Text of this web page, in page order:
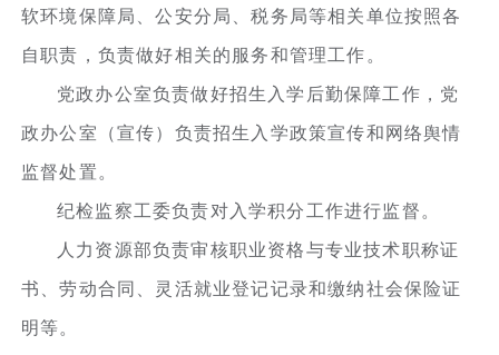
软环境保障局、公安分局、税务局等相关单位按照各
自职责，负责做好相关的服务和管理工作。
党政办公室负责做好招生入学后勤保障工作，党
政办公室（宣传）负责招生入学政策宣传和网络舆情
监督处置。
纪检监察工委负责对入学积分工作进行监督。
人力资源部负责审核职业资格与专业技术职称证
书、劳动合同、灵活就业登记记录和缴纳社会保险证
明等。